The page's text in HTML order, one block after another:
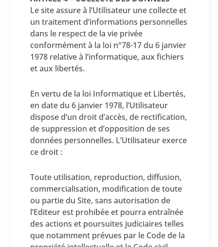
Le site assure à l’Utilisateur une collecte et
un traitement d’informations personnelles
dans le respect de la vie privée
conformément à la loi n°78-17 du 6 janvier
1978 relative à l’informatique, aux fichiers
et aux libertés.
En vertu de la loi Informatique et Libertés,
en date du 6 janvier 1978, l’Utilisateur
dispose d’un droit d’accès, de rectification,
de suppression et d’opposition de ses
données personnelles. L’Utilisateur exerce
ce droit :
Toute utilisation, reproduction, diffusion,
commercialisation, modification de toute
ou partie du Site, sans autorisation de
l’Editeur est prohibée et pourra entraînée
des actions et poursuites judiciaires telles
que notamment prévues par le Code de la